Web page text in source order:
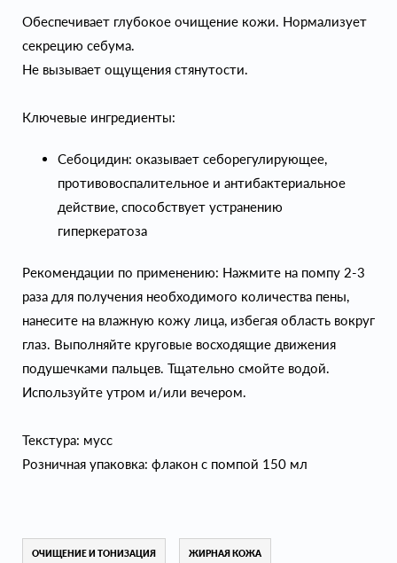
Обеспечивает глубокое очищение кожи. Нормализует
секрецию себума.
Не вызывает ощущения стянутости.
Ключевые ингредиенты:
Себоцидин: оказывает себорегулирующее,
противовоспалительное и антибактериальное
действие, способствует устранению
гиперкератоза
Рекомендации по применению: Нажмите на помпу 2-3
раза для получения необходимого количества пены,
нанесите на влажную кожу лица, избегая область вокруг
глаз. Выполняйте круговые восходящие движения
подушечками пальцев. Тщательно смойте водой.
Используйте утром и/или вечером.
Текстура: мусс
Розничная упаковка: флакон с помпой 150 мл
ОЧИЩЕНИЕ И ТОНИЗАЦИЯ ЖИРНАЯ КОЖА